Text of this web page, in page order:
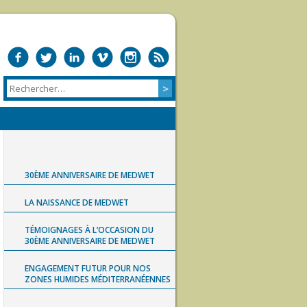
30ÈME ANNIVERSAIRE DE MEDWET
LA NAISSANCE DE MEDWET
TÉMOIGNAGES À L’OCCASION DU
30ÈME ANNIVERSAIRE DE MEDWET
ENGAGEMENT FUTUR POUR NOS
ZONES HUMIDES MÉDITERRANÉENNES